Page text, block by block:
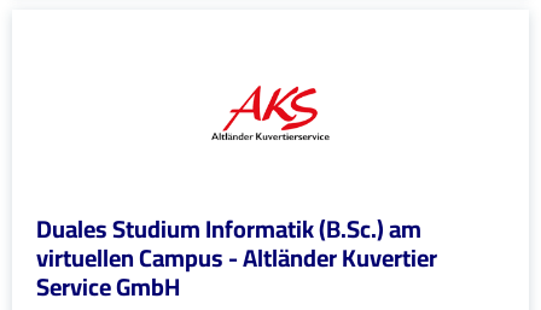
Duales Studium Informatik (B.Sc.) am
virtuellen Campus - Altländer Kuvertier
Service GmbH